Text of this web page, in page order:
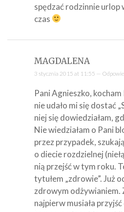
spędzać rodzinnie urlop
czas
MAGDALENA
3 stycznia 2015 at 11:55 —
Pani Agnieszko,
nie udało mi się dostać
niej się dowiedziałam,
Nie wiedziałam o Pani
przez przypadek,
o diecie rozdzielnej
nią przejść w tym roku.
tytułem „zdrowie”. Już
zdrowym odżywianiem.
najpierw musiała